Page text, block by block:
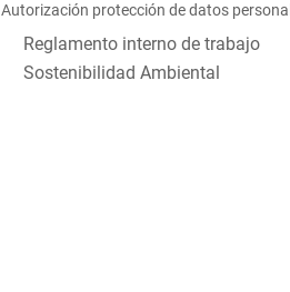
Autorización protección de datos
Reglamento interno de trabajo
Sostenibilidad Ambiental